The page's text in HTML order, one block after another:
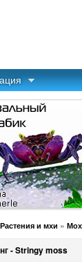
Растения и мхи »
- Stringy moss